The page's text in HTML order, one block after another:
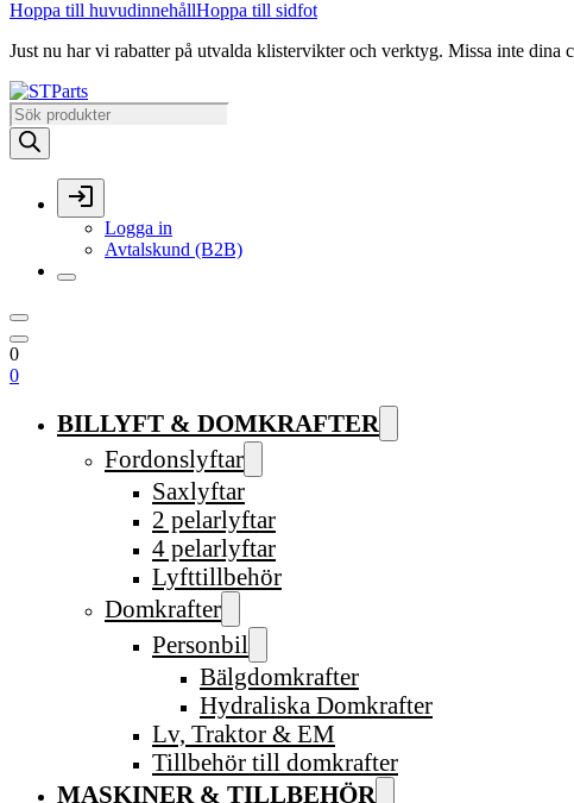
Hoppa till huvudinnehållHoppa till sidfot
Just nu har vi rabatter på utvalda klistervikter och verktyg. Missa inte dina
Produktsökning
Logga in
Avtalskund (B2B)
0
0
BILLYFT & DOMKRAFTER
Fordonslyftar
Saxlyftar
2 pelarlyftar
4 pelarlyftar
Lyfttillbehör
Domkrafter
Personbil
Bälgdomkrafter
Hydraliska Domkrafter
Lv, Traktor & EM
Tillbehör till domkrafter
MASKINER & TILLBEHÖR